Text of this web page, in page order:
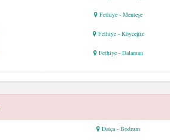
Fethiye - Menteşe
Fethiye - Köyceğiz
Fethiye - Dalaman
Datça - Bodrum